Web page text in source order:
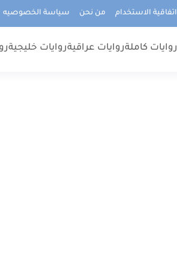
اتفاقية الاستخدام من نحن سياسة الخصوصيه
روايات كاملةروايات عراقيةروايات خليجية